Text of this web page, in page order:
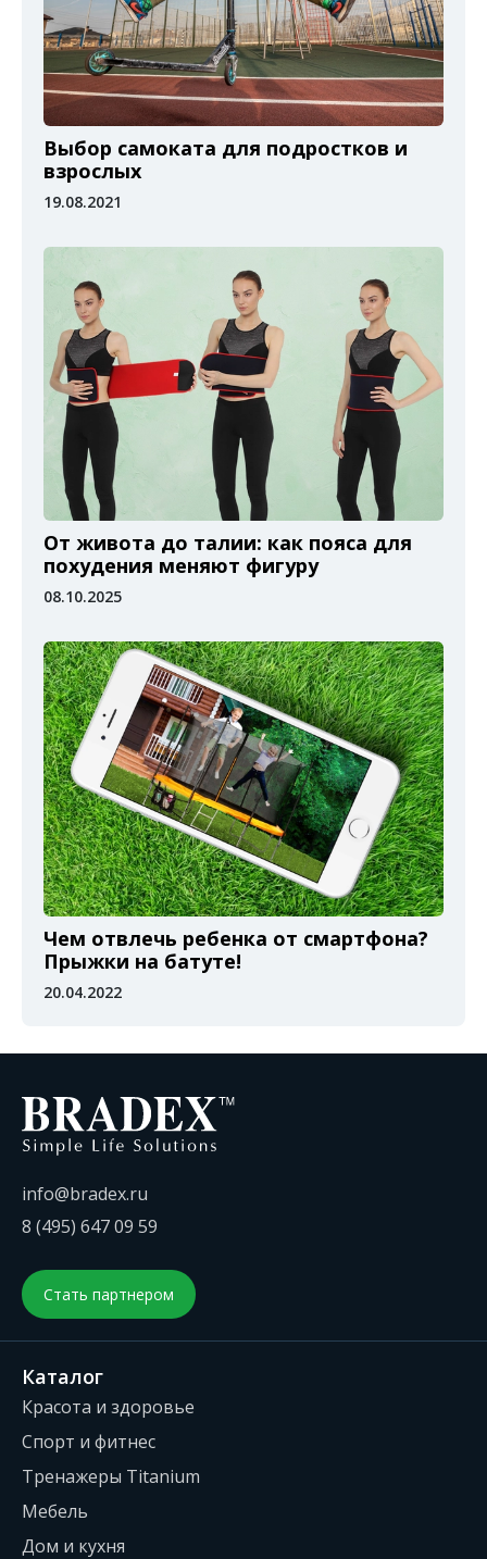
Выбор самоката для подростков и
взрослых
19.08.2021
От живота до талии: как пояса для
похудения меняют фигуру
08.10.2025
Чем отвлечь ребенка от смартфона?
Прыжки на батуте!
20.04.2022
info@bradex.ru
8 (495) 647 09 59
Стать партнером
Каталог
Красота и здоровье
Спорт и фитнес
Тренажеры Titanium
Мебель
Дом и кухня